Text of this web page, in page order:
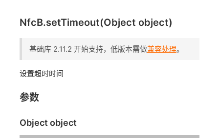
NfcB.setTimeout(Object object)
基础库 2.11.2 开始支持，低版本需做兼容处理。
设置超时时间
参数
Object object